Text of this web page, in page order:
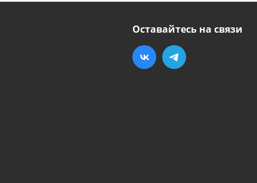
Оставайтесь на связи